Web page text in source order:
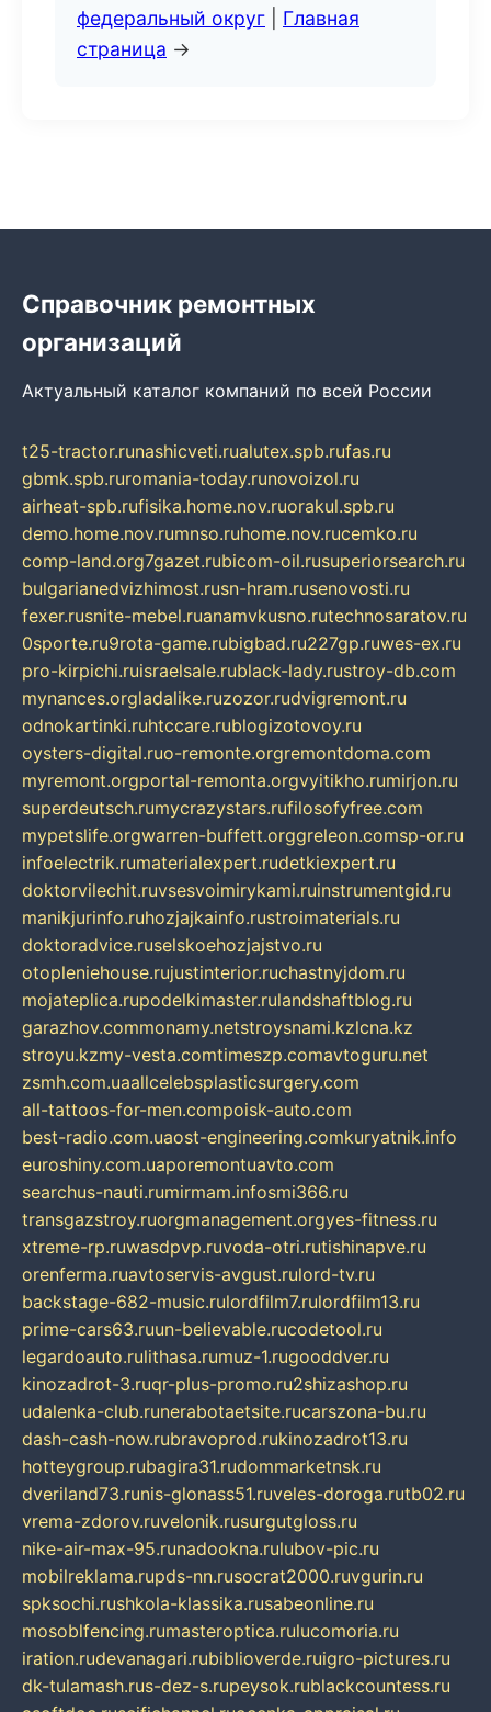
федеральный округ
Главная
страница →
Справочник ремонтных
организаций
Актуальный каталог компаний по всей России
t25-tractor.runashicveti.rualutex.spb.rufas.ru
gbmk.spb.ruromania-today.runovoizol.ru
airheat-spb.rufisika.home.nov.ruorakul.spb.ru
demo.home.nov.rumnso.ruhome.nov.rucemko.ru
comp-land.org7gazet.rubicom-oil.rusuperiorsearch.ru
bulgarianedvizhimost.rusn-hram.rusenovosti.ru
fexer.rusnite-mebel.ruanamvkusno.rutechnosaratov.ru
0sporte.ru9rota-game.rubigbad.ru227gp.ruwes-ex.ru
pro-kirpichi.ruisraelsale.rublack-lady.rustroy-db.com
mynances.orgladalike.ruzozor.rudvigremont.ru
odnokartinki.ruhtccare.rublogizotovoy.ru
oysters-digital.ruo-remonte.orgremontdoma.com
myremont.orgportal-remonta.orgvyitikho.rumirjon.ru
superdeutsch.rumycrazystars.rufilosofyfree.com
mypetslife.orgwarren-buffett.orggreleon.comsp-or.ru
infoelectrik.rumaterialexpert.rudetkiexpert.ru
doktorvilechit.ruvsesvoimirykami.ruinstrumentgid.ru
manikjurinfo.ruhozjajkainfo.rustroimaterials.ru
doktoradvice.ruselskoehozjajstvo.ru
otopleniehouse.rujustinterior.ruchastnyjdom.ru
mojateplica.rupodelkimaster.rulandshaftblog.ru
garazhov.commonamy.netstroysnami.kzlcna.kz
stroyu.kzmy-vesta.comtimeszp.comavtoguru.net
zsmh.com.uaallcelebsplasticsurgery.com
all-tattoos-for-men.compoisk-auto.com
best-radio.com.uaost-engineering.comkuryatnik.info
euroshiny.com.uaporemontuavto.com
searchus-nauti.rumirmam.infosmi366.ru
transgazstroy.ruorgmanagement.orgyes-fitness.ru
xtreme-rp.ruwasdpvp.ruvoda-otri.rutishinapve.ru
orenferma.ruavtoservis-avgust.rulord-tv.ru
backstage-682-music.rulordfilm7.rulordfilm13.ru
prime-cars63.ruun-believable.rucodetool.ru
legardoauto.rulithasa.rumuz-1.rugooddver.ru
kinozadrot-3.ruqr-plus-promo.ru2shizashop.ru
udalenka-club.runerabotaetsite.rucarszona-bu.ru
dash-cash-now.rubravoprod.rukinozadrot13.ru
hotteygroup.rubagira31.rudommarketnsk.ru
dveriland73.runis-glonass51.ruveles-doroga.rutb02.ru
vrema-zdorov.ruvelonik.rusurgutgloss.ru
nike-air-max-95.runadookna.rulubov-pic.ru
mobilreklama.rupds-nn.rusocrat2000.ruvgurin.ru
spksochi.rushkola-klassika.rusabeonline.ru
mosoblfencing.rumasteroptica.rulucomoria.ru
iration.rudevanagari.rubiblioverde.ruigro-pictures.ru
dk-tulamash.rus-dez-s.rupeysok.rublackcountess.ru